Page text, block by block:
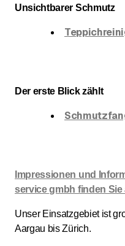
Unsichtbarer Schmutz
Der erste Blick zählt
Impressionen und
service gmbh finden
Unser Einsatzgebiet ist
Aargau bis Zürich.